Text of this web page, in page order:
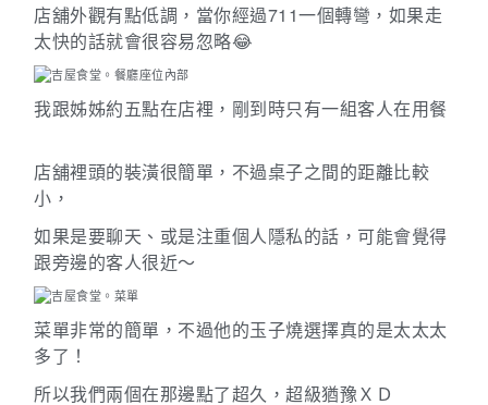
店舖外觀有點低調，當你經過711一個轉彎，如果走
太快的話就會很容易忽略😂
我跟姊姊約五點在店裡，剛到時只有一組客人在用餐
店舖裡頭的裝潢很簡單，不過桌子之間的距離比較
小，
如果是要聊天、或是注重個人隱私的話，可能會覺得
跟旁邊的客人很近～
菜單非常的簡單，不過他的玉子燒選擇真的是太太太
多了！
所以我們兩個在那邊點了超久，超級猶豫ＸＤ